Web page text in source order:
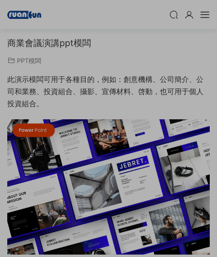
商業會議演講ppt模闆
PPT模闆
此演示模闆可用于各種目的，例如：創意機構、公司簡介、公
司和業務、投資組合、攝影、宣傳材料、啓動，也可用于個人
投資組合。